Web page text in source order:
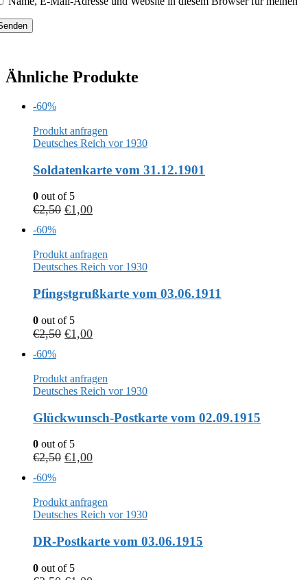
Ähnliche Produkte
-60%
Produkt anfragen
Deutsches Reich vor 1930
Soldatenkarte vom 31.12.1901
0 out of 5
€2,50 €1,00
-60%
Produkt anfragen
Deutsches Reich vor 1930
Pfingstgrußkarte vom 03.06.1911
0 out of 5
€2,50 €1,00
-60%
Produkt anfragen
Deutsches Reich vor 1930
Glückwunsch-Postkarte vom 02.09.1915
0 out of 5
€2,50 €1,00
-60%
Produkt anfragen
Deutsches Reich vor 1930
DR-Postkarte vom 03.06.1915
0 out of 5